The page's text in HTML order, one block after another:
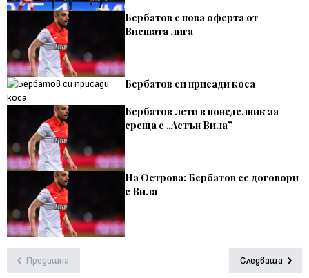
Бербатов с нова оферта от
Висшата лига
Бербатов си присади коса
Бербатов лети в понеделник за
среща с „Астън Вила”
На Острова: Бербатов се договори
с Вила
Предишна Следваща